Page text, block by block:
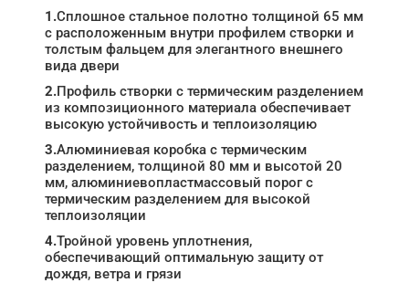
1.Сплошное стальное полотно толщиной 65 мм
с расположенным внутри профилем створки и
толстым фальцем для элегантного внешнего
вида двери
2.Профиль створки c термическим разделением
из композиционного материала обеспечивает
высокую устойчивость и теплоизоляцию
3.Алюминиевая коробка с термическим
разделением, толщиной 80 мм и высотой 20
мм, алюминиевопластмассовый порог с
термическим разделением для высокой
теплоизоляции
4.Тройной уровень уплотнения,
обеспечивающий оптимальную защиту от
дождя, ветра и грязи